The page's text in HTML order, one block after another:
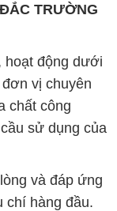
TRƯỜNG
hoạt động dưới
vị chuyên
chất công
sử dụng của
và đáp ứng
chí hàng đầu.